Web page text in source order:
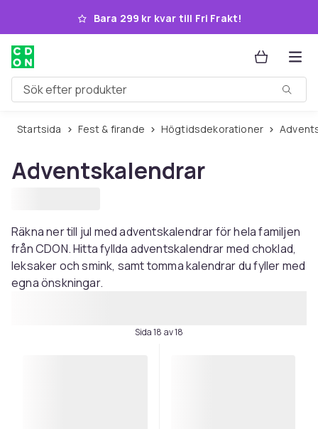
Hoppa till huvudinnehållet
Bara 299 kr kvar till Fri Frakt!
Sök efter produkter
Startsida Fest & firande Högtidsdekorationer
Adventskalendrar
Räkna ner till jul med adventskalendrar för hela familjen
från CDON. Hitta fyllda adventskalendrar med choklad,
leksaker och smink, samt tomma kalendrar du fyller med
egna önskningar.
Sida 18 av 18